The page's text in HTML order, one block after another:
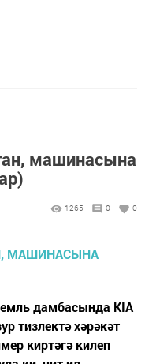
машинасына
1265 0 0
дамбасында KIA
тизлектә хәрәкәт
киртәгә килеп